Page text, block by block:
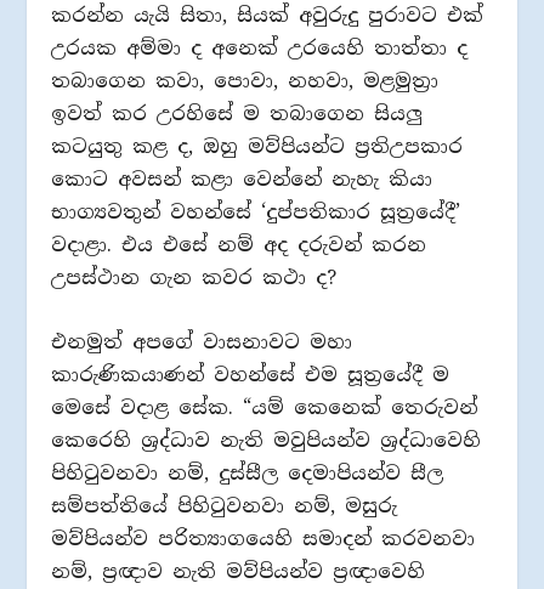
කරන්න යැයි සිතා, සියක් අවුරුදු පුරාවට එක්
උරයක අම්මා ද අනෙක් උරයෙහි තාත්තා ද
තබාගෙන කවා, පොවා, නහවා, මළමුත්‍රා
ඉවත් කර උරහිසේ ම තබාගෙන සියලු
කටයුතු කළ ද, ඔහු මව්පියන්ට ප්‍රතිඋපකාර
කොට අවසන් කළා වෙන්නේ නැහැ කියා
භාග්‍යවතුන් වහන්සේ ‘දුප්පතිකාර සූත්‍රයේදී’
වදාළා. එය එසේ නම් අද දරුවන් කරන
උපස්ථාන ගැන කවර කථා ද?
එනමුත් අපගේ වාසනාවට මහා
කාරුණිකයාණන් වහන්සේ එම සූත්‍රයේදී ම
මෙසේ වදාළ සේක. “යම් කෙනෙක් තෙරුවන්
කෙරෙහි ශ්‍රද්ධාව නැති මවුපියන්ව ශ්‍රද්ධාවෙහි
පිහිටුවනවා නම්, දුස්සීල දෙමාපියන්ව සීල
සම්පත්තියේ පිහිටුවනවා නම්, මසුරු
මව්පියන්ව පරිත්‍යාගයෙහි සමාදන් කරවනවා
නම්, ප්‍රඥාව නැති මව්පියන්ව ප්‍රඥාවෙහි